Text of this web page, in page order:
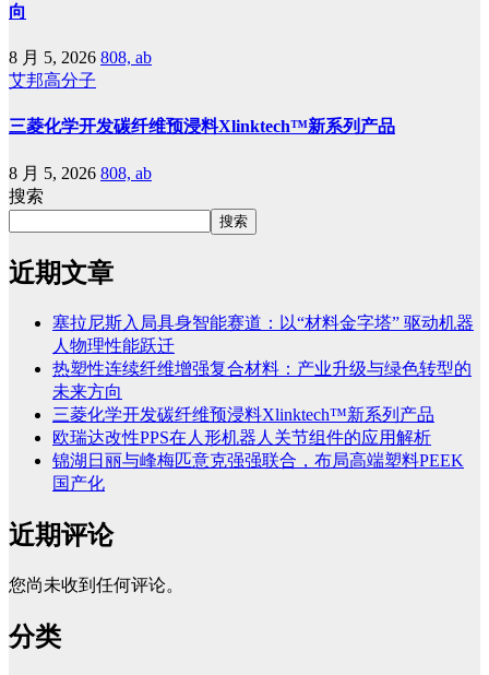
向
8 月 5, 2026 808, ab
艾邦高分子
三菱化学开发碳纤维预浸料Xlinktech™新系列产品
8 月 5, 2026 808, ab
搜索
搜索
近期文章
塞拉尼斯入局具身智能赛道：以“材料金字塔” 驱动机器
人物理性能跃迁
热塑性连续纤维增强复合材料：产业升级与绿色转型的
未来方向
三菱化学开发碳纤维预浸料Xlinktech™新系列产品
欧瑞达改性PPS在人形机器人关节组件的应用解析
锦湖日丽与峰梅匹意克强强联合，布局高端塑料PEEK
国产化
近期评论
您尚未收到任何评论。
分类